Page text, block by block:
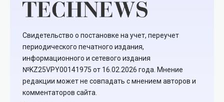
Свидетельство о постановке на учет, переучет
периодического печатного издания,
информационного и сетевого издания
№KZ25VPY00141975 от 16.02.2026 года. Мнение
редакции может не совпадать с мнением авторов и
комментаторов сайта.